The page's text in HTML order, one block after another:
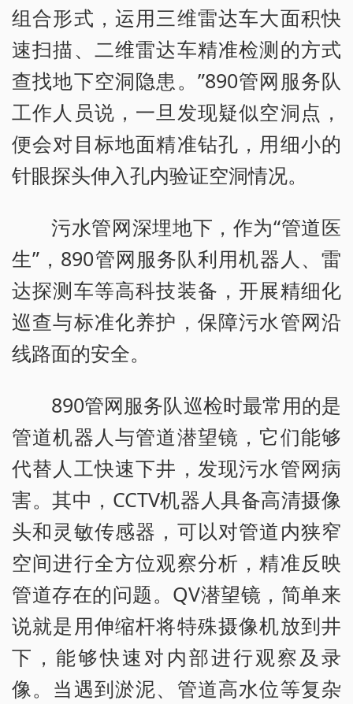
组合形式，运用三维雷达车大面积快
速扫描、二维雷达车精准检测的方式
查找地下空洞隐患。”890管网服务队
工作人员说，一旦发现疑似空洞点，
便会对目标地面精准钻孔，用细小的
针眼探头伸入孔内验证空洞情况。
污水管网深埋地下，作为“管道医
生”，890管网服务队利用机器人、雷
达探测车等高科技装备，开展精细化
巡查与标准化养护，保障污水管网沿
线路面的安全。
890管网服务队巡检时最常用的是
管道机器人与管道潜望镜，它们能够
代替人工快速下井，发现污水管网病
害。其中，CCTV机器人具备高清摄像
头和灵敏传感器，可以对管道内狭窄
空间进行全方位观察分析，精准反映
管道存在的问题。QV潜望镜，简单来
说就是用伸缩杆将特殊摄像机放到井
下，能够快速对内部进行观察及录
像。当遇到淤泥、管道高水位等复杂